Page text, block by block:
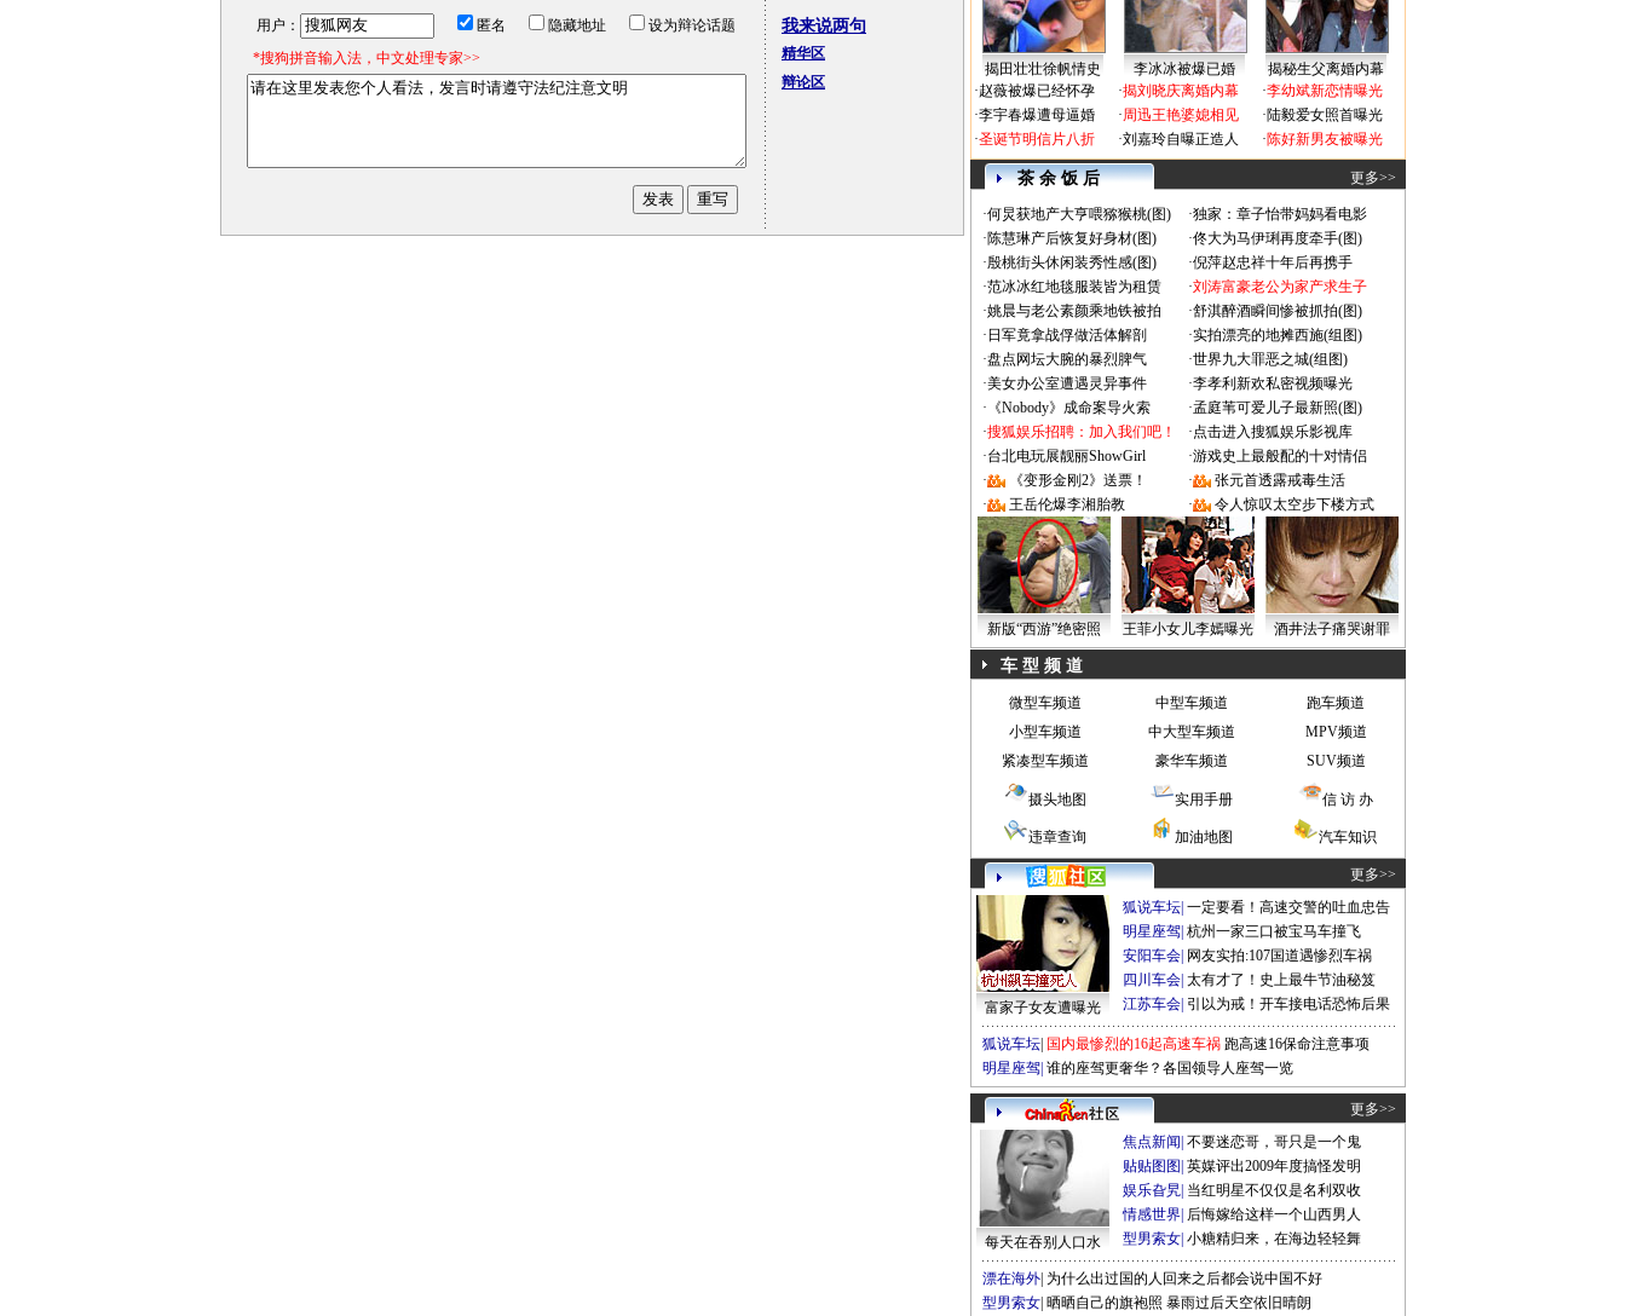
用户： 匿名 隐藏地址
设为辩论话题
*搜狗拼音输入法，中文处理专家>>
我来说两句
精华区
辩论区
揭田壮壮徐帆情史 李冰冰被爆已婚
揭秘生父离婚内幕
·赵薇被爆已经怀孕
·李宇春爆遭母逼婚
·圣诞节明信片八折
·揭刘晓庆离婚内幕
·周迅王艳婆媳相见
·刘嘉玲自曝正造人
·李幼斌新恋情曝光
·陆毅爱女照首曝光
·陈好新男友被曝光
茶 余 饭 后 更多>>
·何炅获地产大亨喂猕猴桃(图) ·独家：章子怡带妈妈看电影
·陈慧琳产后恢复好身材(图) ·佟大为马伊琍再度牵手(图)
·殷桃街头休闲装秀性感(图) ·倪萍赵忠祥十年后再携手
·范冰冰红地毯服装皆为租赁 ·刘涛富豪老公为家产求生子
·姚晨与老公素颜乘地铁被拍 ·舒淇醉酒瞬间惨被抓拍(图)
· 日军竟拿战俘做活体解剖 ·实拍漂亮的地摊西施(组图)
·盘点网坛大腕的暴烈脾气 ·世界九大罪恶之城(组图)
·美女办公室遭遇灵异事件 ·李孝利新欢私密视频曝光
· 《Nobody》成命案导火索 ·孟庭苇可爱儿子最新照(图)
·搜狐娱乐招聘：加入我们吧！ ·点击进入搜狐娱乐影视库
·台北电玩展靓丽ShowGirl ·游戏史上最般配的十对情侣
·
《变形金刚2》送票！ ·
张元首透露戒毒生活
·
王岳伦爆李湘胎教 · 令人惊叹太空步下楼方式
新版“西游”绝密照 王菲小女儿李嫣曝光 酒井法子痛哭谢罪
车 型 频 道
微型车频道 中型车频道
跑车频道
小型车频道
中大型车频道
MPV频道
紧凑型车频道
豪华车频道 SUV频道
摄头地图 实用手册 信 访 办
违章查询 加油地图 汽车知识
更多>>
富家子女友遭曝光
狐说车坛 一定要看！高速交警的吐血忠告
明星座驾 杭州一家三口被宝马车撞飞
安阳车会 网友实拍:107国道遇惨烈车祸
四川车会 太有才了！史上最牛节油秘笈
江苏车会 引以为戒！开车接电话恐怖后果
狐说车坛 国内最惨烈的16起高速车祸 跑高速16保命注意事项
明星座驾 谁的座驾更奢华？各国领导人座驾一览
更多>>
每天在吞别人口水
焦点新闻 不要迷恋哥，哥只是一个鬼
贴贴图图 英媒评出2009年度搞怪发明
娱乐旮旯 当红明星不仅仅是名利双收
情感世界 后悔嫁给这样一个山西男人
型男索女 小糖精归来，在海边轻轻舞
漂在海外 为什么出过国的人回来之后都会说中国不好
型男索女 晒晒自己的旗袍照 暴雨过后天空依旧晴朗